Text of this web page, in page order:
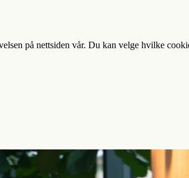
på nettsiden vår. Du kan velge hvilke